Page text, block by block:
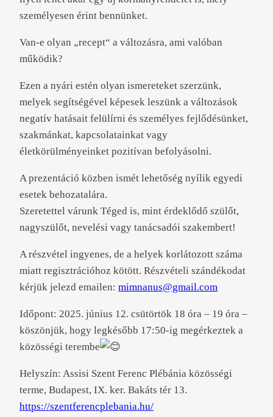
személyesen érint bennünket.
Van-e olyan „recept“ a változásra, ami valóban
működik?
Ezen a nyári estén olyan ismereteket szerzünk,
melyek segítségével képesek leszünk a változások
negatív hatásait felülírni és személyes fejlődésünket,
szakmánkat, kapcsolatainkat vagy
életkörülményeinket pozitívan befolyásolni.
A prezentáció közben ismét lehetőség nyílik egyedi
esetek behozatalára.
Szeretettel várunk Téged is, mint érdeklődő szülőt,
nagyszülőt, nevelési vagy tanácsadói szakembert!
A részvétel ingyenes, de a helyek korlátozott száma
miatt regisztrációhoz kötött. Részvételi szándékodat
kérjük jelezd emailen: mimnanus@gmail.com
Időpont: 2025. június 12. csütörtök 18 óra – 19 óra –
köszönjük, hogy legkésőbb 17:50-ig megérkeztek a
közösségi terembe
Helyszín: Assisi Szent Ferenc Plébánia közösségi
terme, Budapest, IX. ker. Bakáts tér 13.
https://szentferencplebania.hu/